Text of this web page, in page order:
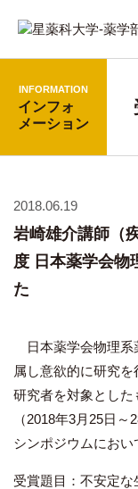
INFORMATION
インフォ
メーション
2018.06.19
岩崎雄介講師（
度 日本薬学会物
た
日本薬学会物理系
属し意欲的に研究
研究者を対象とした
（2018年3月25日
シンポジウムにおい
受賞題目：不安定